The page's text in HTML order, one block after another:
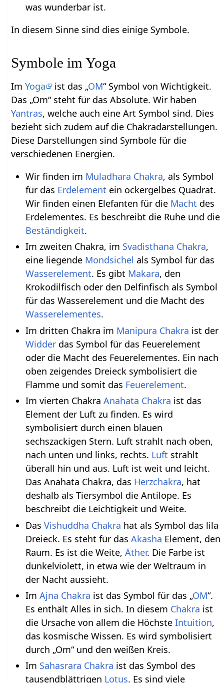
was wunderbar ist.
In diesem Sinne sind dies einige Symbole.
Symbole im Yoga
ImYoga ist das „OM“ Symbol von Wichtigkeit.
Das „Om“ steht für das Absolute. Wir haben
Yantras, welche auch eine Art Symbol sind. Dies
bezieht sich zudem auf die Chakradarstellungen.
Diese Darstellungen sind Symbole für die
verschiedenen Energien.
Wir finden im Muladhara Chakra, als Symbol
für das Erdelement ein ockergelbes Quadrat.
Wir finden einen Elefanten für die Macht des
Erdelementes. Es beschreibt die Ruhe und die
Beständigkeit.
Im zweiten Chakra, im Svadisthana Chakra,
eine liegende Mondsichel als Symbol für das
Wasserelement. Es gibt Makara, den
Krokodilfisch oder den Delfinfisch als Symbol
für das Wasserelement und die Macht des
Wasserelementes.
Im dritten Chakra im Manipura Chakra ist der
Widderdas Symbol für das Feuerelement
oder die Macht des Feuerelementes. Ein nach
oben zeigendes Dreieck symbolisiert die
Flamme und somit das Feuerelement.
Im vierten Chakra Anahata Chakra ist das
Element der Luft zu finden. Es wird
symbolisiert durch einen blauen
sechszackigen Stern. Luft strahlt nach oben,
nach unten und links, rechts. Luft strahlt
überall hin und aus. Luft ist weit und leicht.
Das Anahata Chakra, das Herzchakra, hat
deshalb als Tiersymbol die Antilope. Es
beschreibt die Leichtigkeit und Weite.
Das Vishuddha Chakra hat als Symbol das lila
Dreieck. Es steht für das Akasha Element, den
Raum. Es ist die Weite, Äther. Die Farbe ist
dunkelviolett, in etwa wie der Weltraum in
der Nacht aussieht.
Im Ajna Chakra ist das Symbol für das „OM“.
Es enthält Alles in sich. In diesem Chakra ist
die Ursache von allem die Höchste Intuition,
das kosmische Wissen. Es wird symbolisiert
durch „Om“ und den weißen Kreis.
Im Sahasrara Chakra ist das Symbol des
tausendblättrigen Lotus. Es sind viele